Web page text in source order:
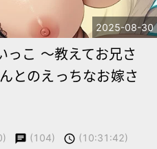
2025-08-30
っこ ～教えてお兄さ
とのえっちなお嫁さ
chat (104) schedule (10:31:42)